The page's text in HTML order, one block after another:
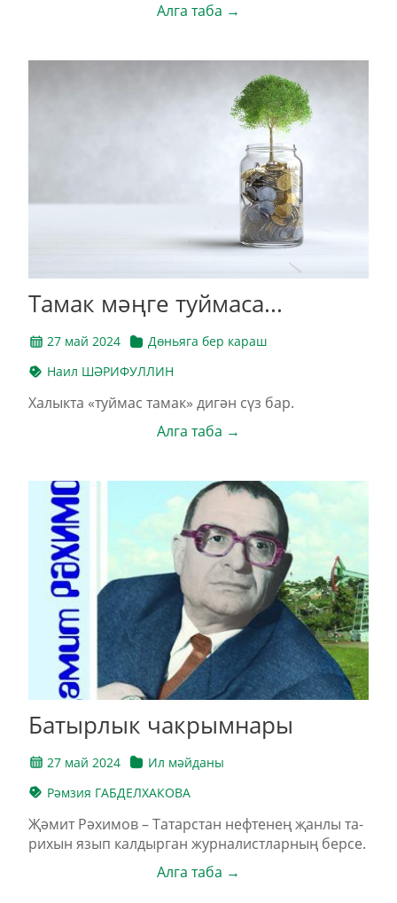
Алга таба →
Тамак мәңге туймаса...
27 май 2024
Дөньяга бер караш
Наил ШӘРИФУЛЛИН
Халыкта «туймас тамак» дигән сүз бар.
Алга таба →
Ба­тыр­лык чак­рым­на­ры
27 май 2024
Ил мәйданы
Рәмзия ГАБДЕЛХАКОВА
Җә­мит Рә­хи­мов – Та­тарс­тан неф­те­нең җан­лы та­
ри­хын язып кал­дыр­ган жур­на­лист­лар­ның бер­се.
Алга таба →